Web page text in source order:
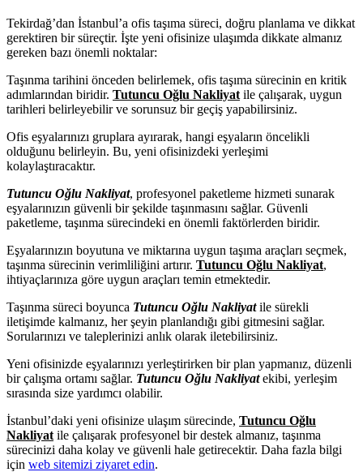
Tekirdağ’dan İstanbul’a ofis taşıma süreci, doğru planlama ve dikkat
gerektiren bir süreçtir. İşte yeni ofisinize ulaşımda dikkate almanız
gereken bazı önemli noktalar:
Taşınma tarihini önceden belirlemek, ofis taşıma sürecinin en kritik
adımlarından biridir. Tutuncu Oğlu Nakliyat ile çalışarak, uygun
tarihleri belirleyebilir ve sorunsuz bir geçiş yapabilirsiniz.
Ofis eşyalarınızı gruplara ayırarak, hangi eşyaların öncelikli
olduğunu belirleyin. Bu, yeni ofisinizdeki yerleşimi
kolaylaştıracaktır.
Tutuncu Oğlu Nakliyat, profesyonel paketleme hizmeti sunarak
eşyalarınızın güvenli bir şekilde taşınmasını sağlar. Güvenli
paketleme, taşınma sürecindeki en önemli faktörlerden biridir.
Eşyalarınızın boyutuna ve miktarına uygun taşıma araçları seçmek,
taşınma sürecinin verimliliğini artırır. Tutuncu Oğlu Nakliyat,
ihtiyaçlarınıza göre uygun araçları temin etmektedir.
Taşınma süreci boyunca Tutuncu Oğlu Nakliyatile sürekli
iletişimde kalmanız, her şeyin planlandığı gibi gitmesini sağlar.
Sorularınızı ve taleplerinizi anlık olarak iletebilirsiniz.
Yeni ofisinizde eşyalarınızı yerleştirirken bir plan yapmanız, düzenli
bir çalışma ortamı sağlar. Tutuncu Oğlu Nakliyatekibi, yerleşim
sırasında size yardımcı olabilir.
İstanbul’daki yeni ofisinize ulaşım sürecinde, Tutuncu Oğlu
Nakliyat ile çalışarak profesyonel bir destek almanız, taşınma
sürecinizi daha kolay ve güvenli hale getirecektir. Daha fazla bilgi
için web sitemizi ziyaret edin.